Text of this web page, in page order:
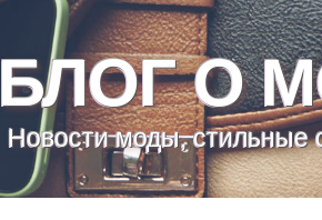
БЛОГ О
Новости моды, стильные